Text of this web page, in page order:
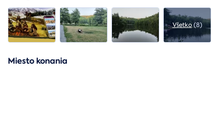
Všetko (8)
Miesto konania